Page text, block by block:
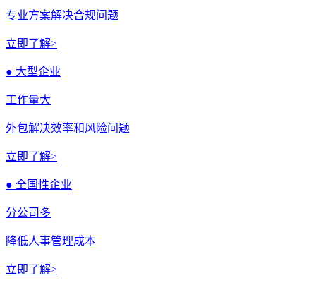
专业方案解决合规问题
立即了解>
● 大型企业
工作量大
外包解决效率和风险问题
立即了解>
● 全国性企业
分公司多
降低人事管理成本
立即了解>